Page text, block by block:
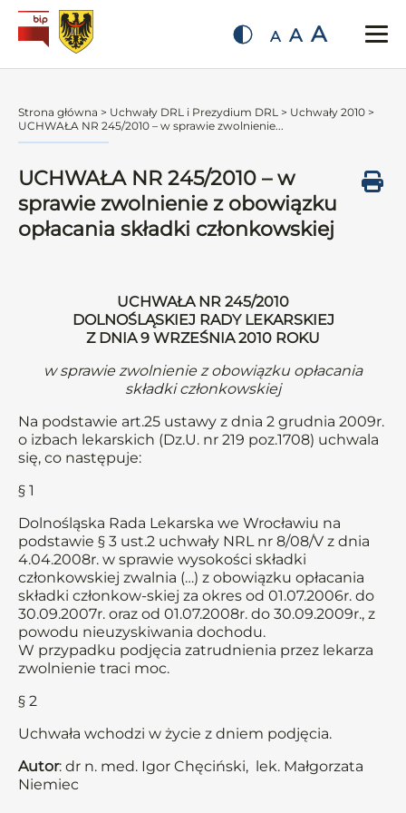
A A A
Strona główna > Uchwały DRL i Prezydium DRL > Uchwały 2010 >
UCHWAŁA NR 245/2010 – w sprawie zwolnienie...
UCHWAŁA NR 245/2010 – w
sprawie zwolnienie z obowiązku
opłacania składki członkowskiej
UCHWAŁA NR 245/2010
DOLNOŚLĄSKIEJ RADY LEKARSKIEJ
Z DNIA 9 WRZEŚNIA 2010 ROKU
w sprawie zwolnienie z obowiązku opłacania
składki członkowskiej
Na podstawie art.25 ustawy z dnia 2 grudnia 2009r.
o izbach lekarskich (Dz.U. nr 219 poz.1708) uchwala
się, co następuje:
§ 1
Dolnośląska Rada Lekarska we Wrocławiu na
podstawie § 3 ust.2 uchwały NRL nr 8/08/V z dnia
4.04.2008r. w sprawie wysokości składki
członkowskiej zwalnia (…) z obowiązku opłacania
składki członkow-skiej za okres od 01.07.2006r. do
30.09.2007r. oraz od 01.07.2008r. do 30.09.2009r., z
powodu nieuzyskiwania dochodu.
W przypadku podjęcia zatrudnienia przez lekarza
zwolnienie traci moc.
§ 2
Uchwała wchodzi w życie z dniem podjęcia.
Autor: dr n. med. Igor Chęciński, lek. Małgorzata
Niemiec